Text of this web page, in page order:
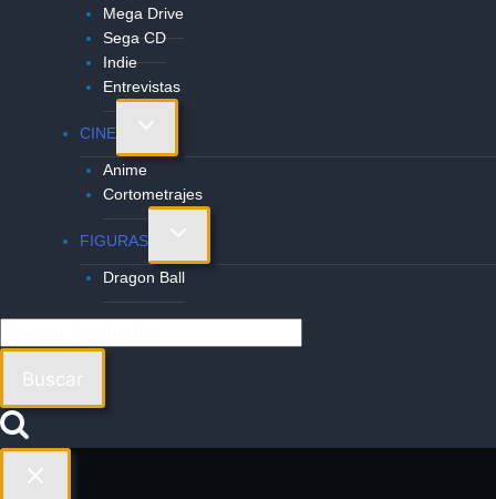
Mega Drive
Sega CD
Indie
Entrevistas
CINE
Alternar
menú
Anime
Cortometrajes
FIGURAS
Alternar
menú
Dragon Ball
Buscar